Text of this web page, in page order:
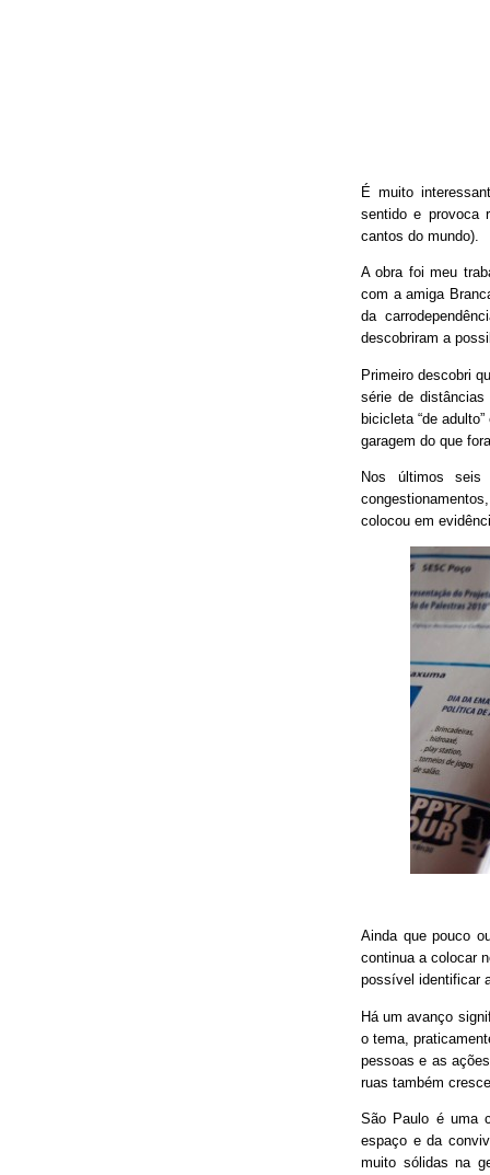
É muito
sentido e provoca
cantos do mundo).
A obra foi meu
com a amiga
da
descobriram a
Primeiro descobri
série de distâncias
bicicleta “de
garagem do que
Nos últimos seis
colocou em
Ainda que pouco
continua a colocar
possível identificar
Há um avanço
o tema,
pessoas e as
ruas também
São Paulo é uma
espaço e da
muito sólidas na